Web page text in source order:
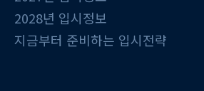
2028년 입시정보
지금부터 준비하는 입시전략